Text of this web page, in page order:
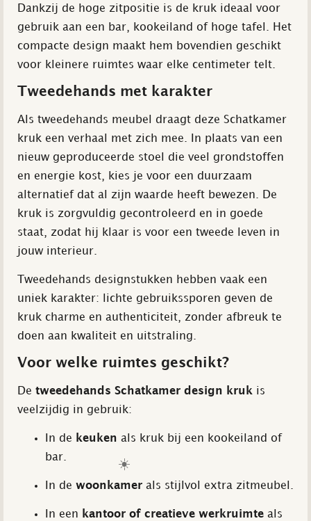
Dankzij de hoge zitpositie is de kruk ideaal voor
gebruik aan een bar, kookeiland of hoge tafel. Het
compacte design maakt hem bovendien geschikt
voor kleinere ruimtes waar elke centimeter telt.
Tweedehands met karakter
Als tweedehands meubel draagt deze Schatkamer
kruk een verhaal met zich mee. In plaats van een
nieuw geproduceerde stoel die veel grondstoffen
en energie kost, kies je voor een duurzaam
alternatief dat al zijn waarde heeft bewezen. De
kruk is zorgvuldig gecontroleerd en in goede
staat, zodat hij klaar is voor een tweede leven in
jouw interieur.
Tweedehands designstukken hebben vaak een
uniek karakter: lichte gebruikssporen geven de
kruk charme en authenticiteit, zonder afbreuk te
doen aan kwaliteit en uitstraling.
Voor welke ruimtes geschikt?
De tweedehands Schatkamer design kruk is
veelzijdig in gebruik:
In de keuken als kruk bij een kookeiland of
bar.
In de woonkamer als stijlvol extra zitmeubel.
In een kantoor of creatieve werkruimte als
☀️